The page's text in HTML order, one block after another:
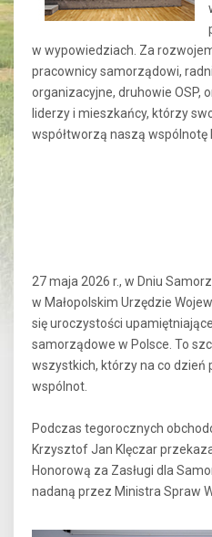
w wypowiedziach. Za
pracownicy samorządowi,
organizacyjne, druhowie OSP,
liderzy i mieszkańcy, którzy
współtworzą naszą wspólnotę
27 maja 2026 r., w Dniu
w Małopolskim Urzędzie
się uroczystości
samorządowe w Polsce. To
wszystkich, którzy na co dzień
wspólnot.
Podczas tegorocznych
Krzysztof Jan Klęczar
Honorową za Zasługi dla
nadaną przez Ministra Spraw